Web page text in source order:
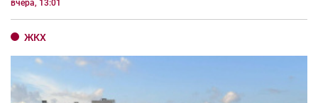
вчера, 13:01
ЖКХ